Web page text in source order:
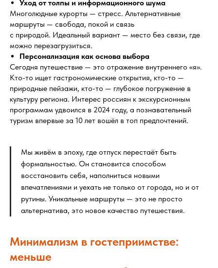
Уход от толпы и информационного шума
Многолюдные курорты — стресс. Альтернативные
маршруты — свобода, покой и связь
с природой. Идеальный вариант — место без связи, где
можно перезагрузиться.
Персонализация как основа выбора
Сегодня путешествие — это отражение внутреннего «я».
Кто-то ищет гастрономические открытия, кто-то —
природные пейзажи, кто-то — глубокое погружение в
культуру региона. Интерес россиян к экскурсионным
программам удвоился в 2024 году, а познавательный
туризм впервые за 10 лет вошёл в топ предпочтений.
Мы живём в эпоху, где отпуск перестаёт быть
формальностью. Он становится способом
восстановить себя, наполниться новыми
впечатлениями и уехать не только от города, но и от
рутины. Уникальные маршруты — это не просто
альтернатива, это новое качество путешествия.
Минимализм в гостеприимстве:
меньше